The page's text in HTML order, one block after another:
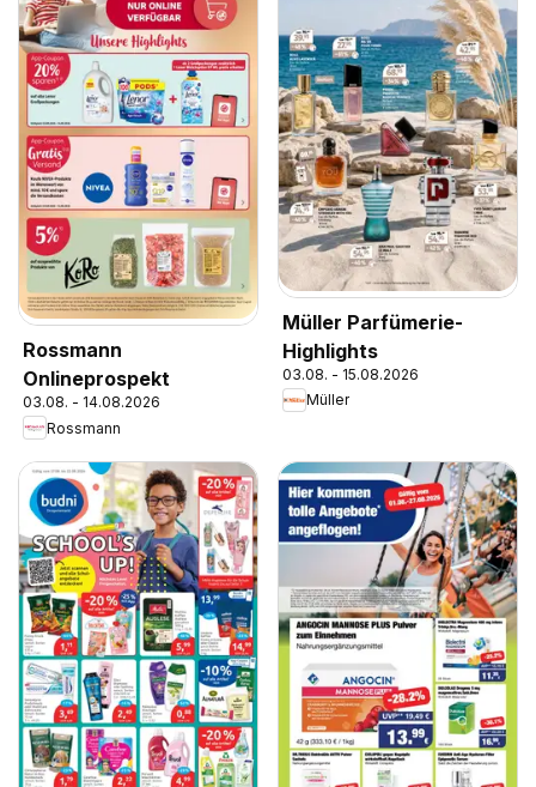
Rossmann
Onlineprospekt
03.08. - 14.08.2026
Rossmann
Müller Parfümerie-
Highlights
03.08. - 15.08.2026
Müller